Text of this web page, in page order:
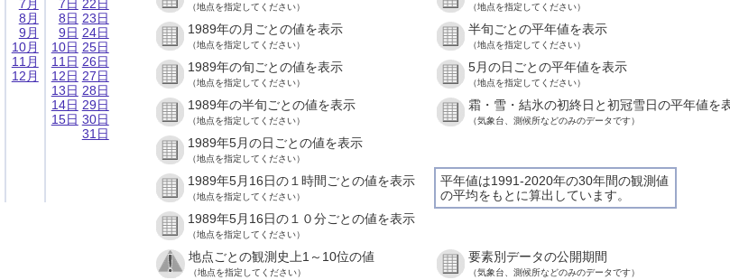
7月
8月
9月
10月
11月
12月
7日
8日
9日
10日
11日
12日
13日
14日
15日
22日
23日
24日
25日
26日
27日
28日
29日
30日
31日
（地点を指定してください） （地点を指定してください）
1989年の月ごとの値を表示
（地点を指定してください）
半旬ごとの平年値を表示
（地点を指定してください）
1989年の旬ごとの値を表示
（地点を指定してください）
5月の日ごとの平年値を表示
（地点を指定してください）
1989年の半旬ごとの値を表示
（地点を指定してください）
霜・雪・結氷の初終日と初冠雪日の平年値を
（気象台、測候所などのみのデータです）
1989年5月の日ごとの値を表示
（地点を指定してください）
平年値は1991-2020年の30年間の観測値
の平均をもとに算出しています。
1989年5月16日の１時間ごとの値を表示
（地点を指定してください）
1989年5月16日の１０分ごとの値を表示
（地点を指定してください）
地点ごとの観測史上1～10位の値
（地点を指定してください）
要素別データの公開期間
（気象台、測候所などのみのデータです）